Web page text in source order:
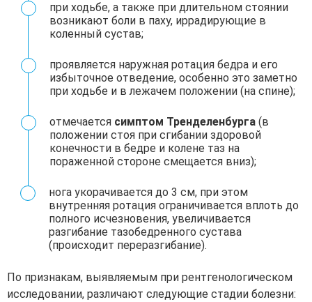
при ходьбе, а также при длительном стоянии
возникают боли в паху, иррадирующие в
коленный сустав;
проявляется наружная ротация бедра и его
избыточное отведение, особенно это заметно
при ходьбе и в лежачем положении (на спине);
отмечается симптом Тренделенбурга (в
положении стоя при сгибании здоровой
конечности в бедре и колене таз на
пораженной стороне смещается вниз);
нога укорачивается до 3 см, при этом
внутренняя ротация ограничивается вплоть до
полного исчезновения, увеличивается
разгибание тазобедренного сустава
(происходит переразгибание).
По признакам, выявляемым при рентгенологическом
исследовании, различают следующие стадии болезни: